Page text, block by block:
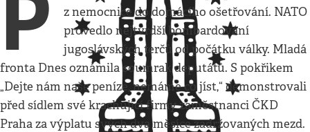
P
z nemocnice do domácího ošetřování. NATO
provedlo nejtvrdší bombardování
jugoslávských terčů od počátku války. Mladá
fronta Dnes oznámila soumrak deputátů. S pokřikem
„Dejte nám naše peníze, nemáme co jíst,“ demonstrovali
před sídlem své krachující firmy zaměstnanci ČKD
Praha za výplatu svých dva měsíce zadržovaných mezd.